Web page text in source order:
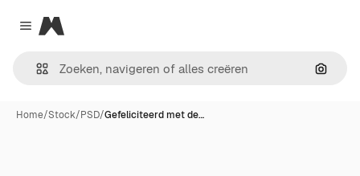
Close menu
Magnific
Home/Stock/PSD/Gefeliciteerd met de…